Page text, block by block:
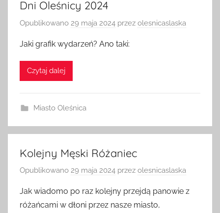
Dni Oleśnicy 2024
Opublikowano 29 maja 2024 przez olesnicaslaska
Jaki grafik wydarzeń? Ano taki:
Czytaj dalej
Miasto Oleśnica
Kolejny Męski Różaniec
Opublikowano 29 maja 2024 przez olesnicaslaska
Jak wiadomo po raz kolejny przejdą panowie z
różańcami w dłoni przez nasze miasto,